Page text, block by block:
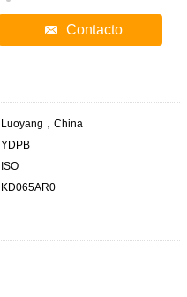
Contacto
Luoyang，China
YDPB
ISO
KD065AR0